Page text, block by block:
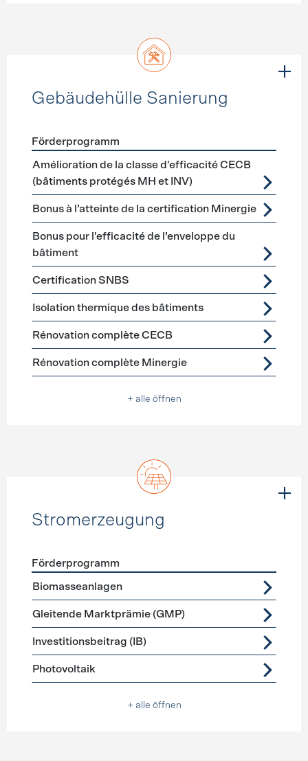
Gebäudehülle Sanierung
Förderprogramme Gebäudehülle Sanierung
Förderprogramm
Amélioration de la classe d'efficacité CECB
(bâtiments protégés MH et INV)
Bonus à l’atteinte de la certification Minergie
Bonus pour l'efficacité de l’enveloppe du
bâtiment
Certification SNBS
Isolation thermique des bâtiments
Rénovation complète CECB
Rénovation complète Minergie
+ alle öffnen
Stromerzeugung
Förderprogramme
Förderprogramm
Biomasseanlagen
Gleitende Marktprämie (GMP)
Investitionsbeitrag (IB)
Photovoltaik
+ alle öffnen